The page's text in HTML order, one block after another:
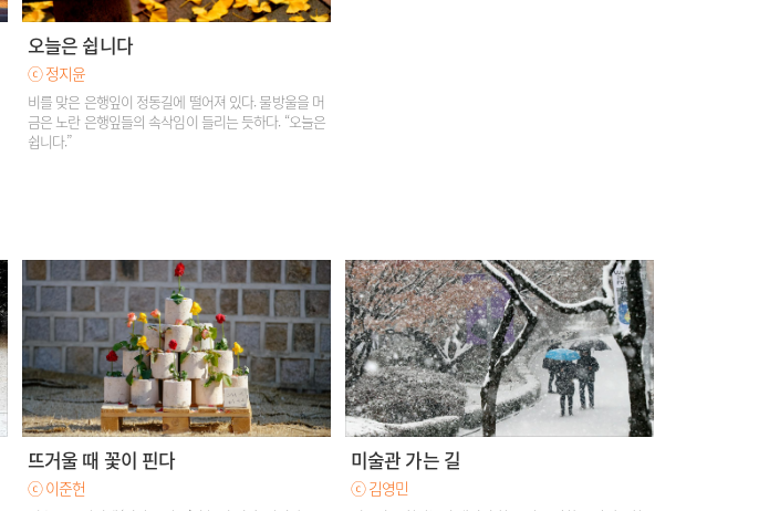
오늘은 쉽니다
ⓒ 정지윤
비를 맞은 은행잎이 정동길에 떨어져 있다. 물방울을 머
금은 노란 은행잎들의 속삭임이 들리는 듯하다. “오늘은
쉽니다.”
뜨거울 때 꽃이 핀다
ⓒ 이준헌
미술관 가는 길
ⓒ 김영민